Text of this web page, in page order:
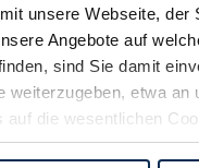
unsere Webseite,
Angebote auf
sind Sie damit
weiterzugeben, etwa
auf die wesentlichen
auf dem Weg zu